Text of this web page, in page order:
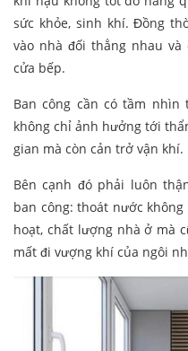
sức khỏe, sinh khí. Đồng
vào nhà đối thẳng nhau
cửa bếp.
Ban công cần có tầm
không chỉ ảnh hưởng tới
gian mà còn cản trở vận khí.
Bên cạnh đó phải luôn
ban công: thoát nước
hoạt, chất lượng nhà ở mà
mất đi vượng khí của ngôi